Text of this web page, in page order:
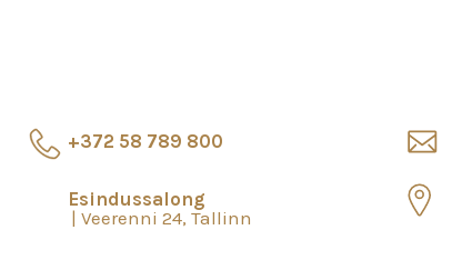
+372 58 789 800
Esindussalong
Veerenni 24, Tallinn